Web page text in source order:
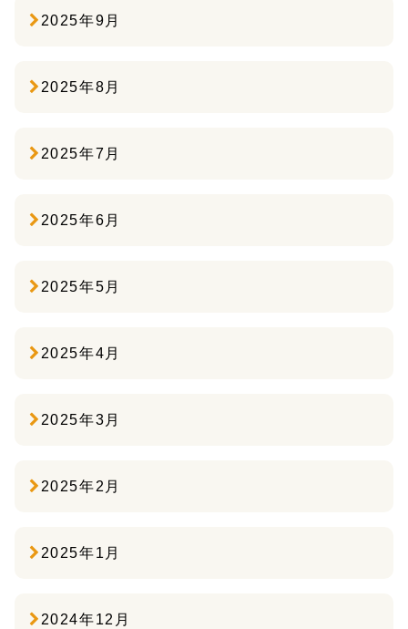
2025年9月
2025年8月
2025年7月
2025年6月
2025年5月
2025年4月
2025年3月
2025年2月
2025年1月
2024年12月